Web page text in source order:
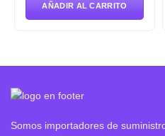
era:
es:
S/367.63.
AÑADIR AL CARRITO
Somos importadores de